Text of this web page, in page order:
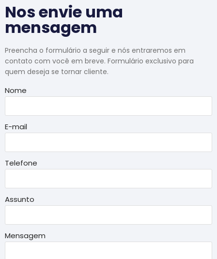
Nos envie uma
mensagem
Preencha o formulário a seguir e nós entraremos em
contato com você em breve. Formulário exclusivo para
quem deseja se tornar cliente.
Nome
E-mail
Telefone
Assunto
Mensagem